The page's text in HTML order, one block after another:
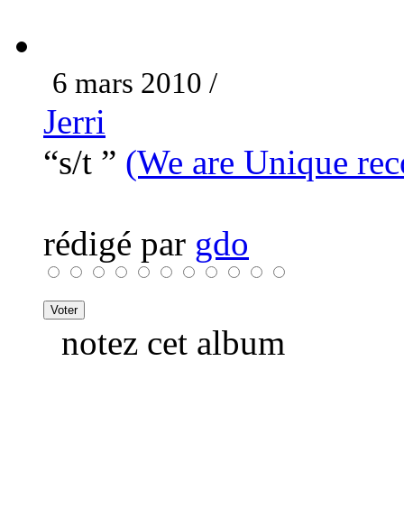
6 mars 2010 /
Jerri
“s/t ” (We are Unique
rédigé par gdo
notez cet album